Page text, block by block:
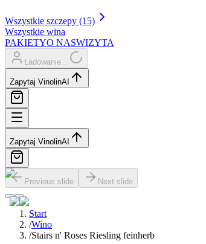
Wszystkie szczepy (15)
Wszystkie wina
PAKIETYO NASWIZYTA
Ładowanie…
Zapytaj VinolinAI
Zapytaj VinolinAI
Previous slide Next slide
Start
/Wino
/Stairs n' Roses Riesling feinherb